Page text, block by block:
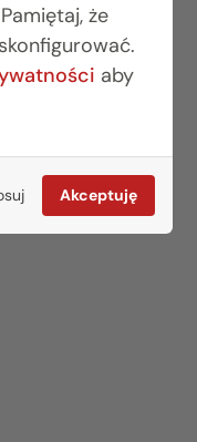
że
aby
Akceptuję